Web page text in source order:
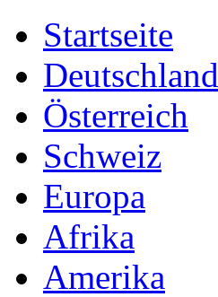
Startseite
Deutschland
Österreich
Schweiz
Europa
Afrika
Amerika